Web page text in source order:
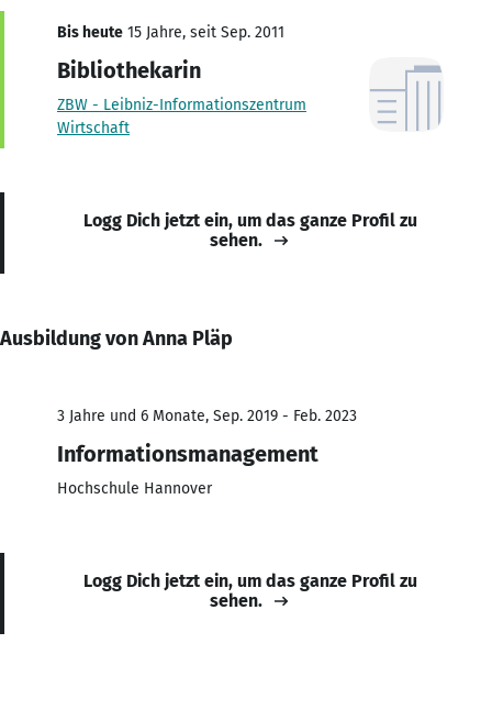
Bis heute 15 Jahre, seit Sep. 2011
Bibliothekarin
ZBW - Leibniz-Informationszentrum
Wirtschaft
Logg Dich jetzt ein, um das ganze Profil zu
sehen.
Ausbildung von Anna Pläp
3 Jahre und 6 Monate, Sep. 2019 - Feb. 2023
Informationsmanagement
Hochschule Hannover
Logg Dich jetzt ein, um das ganze Profil zu
sehen.